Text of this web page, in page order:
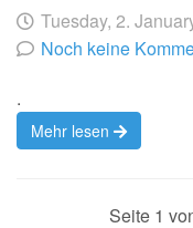
Geschrieben
von
am Tuesday, 2.
Noch keine
.
Mehr lesen
Seite 1